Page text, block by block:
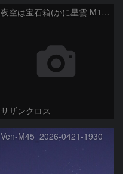
夜空は宝石箱(かに星雲 M1) Seestar50
サザンクロス
Ven-M45_2026-0421-1930